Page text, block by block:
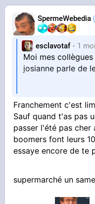
Alors que pour
SpermeWebedia
esclavotaf 1
Moi mes
josianne parle de
Franchement c'est
Sauf quand t'as pas
passer l'été pas cher
boomers font leurs
essaye encore de te
supermarché un